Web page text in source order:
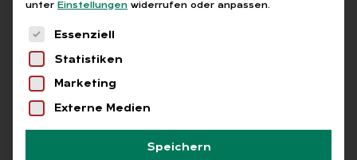
Alle Bei­trä­ge mit dem
Schlag­wort „§ 7a SGB
IV“
Alle Free Abo L+G +
unter Einstellungen widerrufen oder anpassen.
Es folgt eine Liste der Service-Gruppen, für
Essenziell
Statistiken
Marketing
Externe Medien
Speichern